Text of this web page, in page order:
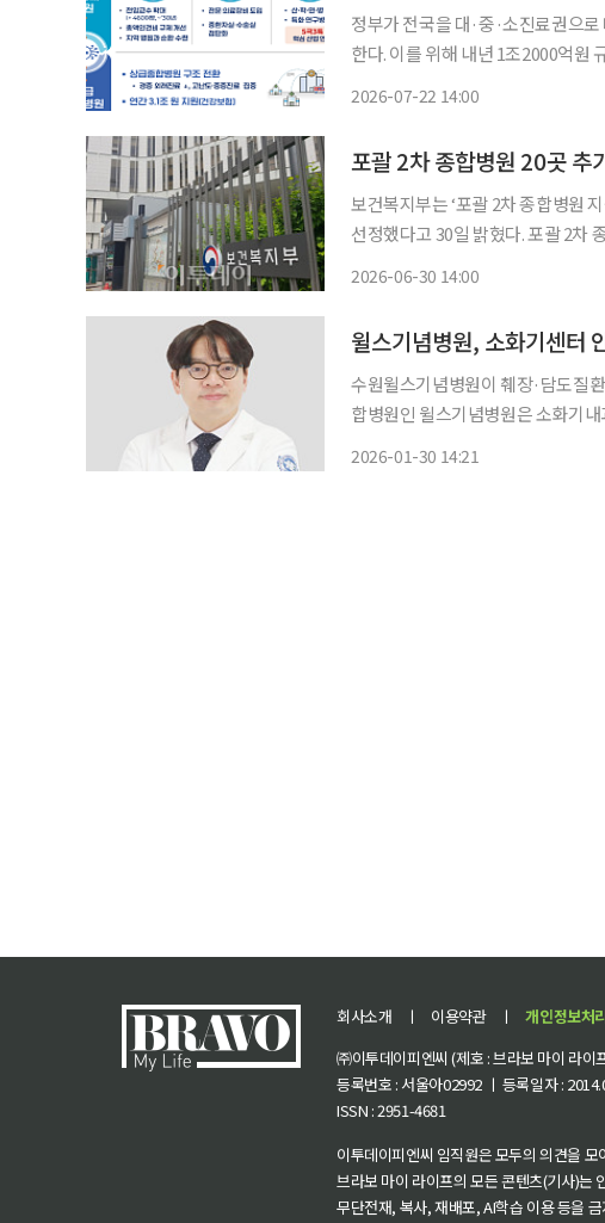
정부가 전국을 대·중·소진료권으
한다. 이를 위해 내년 1조2000억원
2026-07-22 14:00
포괄 2차 종합병원 20곳
보건복지부는 ‘포괄 2차 종합병원
선정했다고 30일 밝혔다. 포괄 2차 종합병원 지원사업은 지역 내 종합병원의 포괄적 진료역
2026-06-30 14:00
수원윌스기념병원이 췌장·담도질환 진료역량 강화
합병원인 윌스기념병원은 소화기
2026-01-30 14:21
회사소개 ㅣ 이용약관 ㅣ 개인정보처
㈜이투데이피엔씨 (제호 : 브라보 마이 라
등록번호 : 서울아02992 ㅣ 등록일자 :
ISSN : 2951-4681
이투데이피엔씨 임직원은 모두의 의견을 모
브라보 마이 라이프의 모든 콘텐츠(기사)는
무단전재, 복사, 재배포, AI학습 이용 등을